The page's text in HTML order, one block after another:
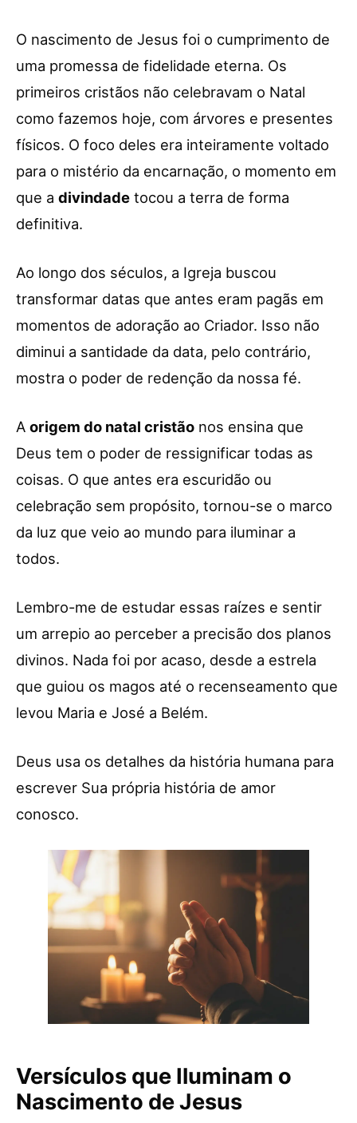
O nascimento de Jesus foi o cumprimento de
uma promessa de fidelidade eterna. Os
primeiros cristãos não celebravam o Natal
como fazemos hoje, com árvores e presentes
físicos. O foco deles era inteiramente voltado
para o mistério da encarnação, o momento em
que a divindade tocou a terra de forma
definitiva.
Ao longo dos séculos, a Igreja buscou
transformar datas que antes eram pagãs em
momentos de adoração ao Criador. Isso não
diminui a santidade da data, pelo contrário,
mostra o poder de redenção da nossa fé.
A origem do natal cristão nos ensina que
Deus tem o poder de ressignificar todas as
coisas. O que antes era escuridão ou
celebração sem propósito, tornou-se o marco
da luz que veio ao mundo para iluminar a
todos.
Lembro-me de estudar essas raízes e sentir
um arrepio ao perceber a precisão dos planos
divinos. Nada foi por acaso, desde a estrela
que guiou os magos até o recenseamento que
levou Maria e José a Belém.
Deus usa os detalhes da história humana para
escrever Sua própria história de amor
conosco.
Versículos que Iluminam o
Nascimento de Jesus